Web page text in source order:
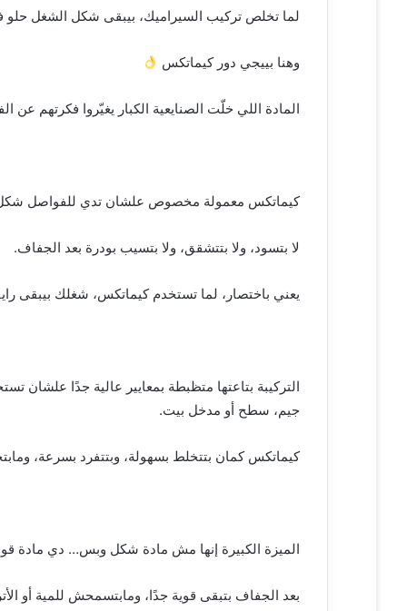
لما تخلص تركيب السيراميك، بيبقى شكل الشغل
وهنا بييجي دور كيماتكس
المادة اللي خلّت الصنايعية الكبار يغيّروا فكرتهم عن
كيماتكس معمولة مخصوص علشان تدي للفواصل شكل
لا بتسود، ولا بتتشقق، ولا بتسيب بودرة بعد الجفاف.
يعني باختصار، لما تستخدم كيماتكس، شغلك بيبقى
التركيبة بتاعتها متظبطة بمعايير عالية جدًا علشان
جيم، سطح أو مدخل بيت.
كيماتكس كمان بتتخلط بسهولة، وبتتفرد بسرعة،
الميزة الكبيرة إنها مش مادة شكل وبس… دي مادة
بعد الجفاف بتبقى قوية جدًا، ومابتسمحش للمية أو